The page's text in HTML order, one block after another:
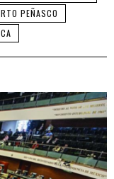
PEÑASCO